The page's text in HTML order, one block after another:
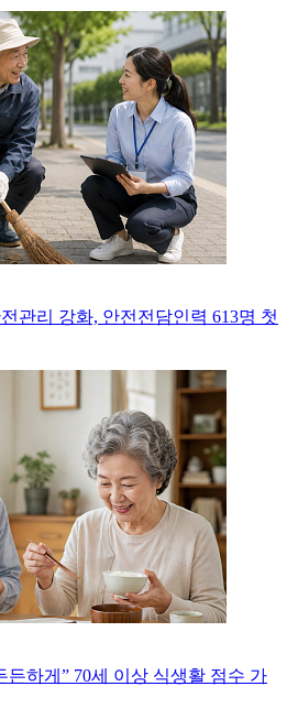
관리 강화, 안전전담인력 613명 첫
든하게” 70세 이상 식생활 점수 가